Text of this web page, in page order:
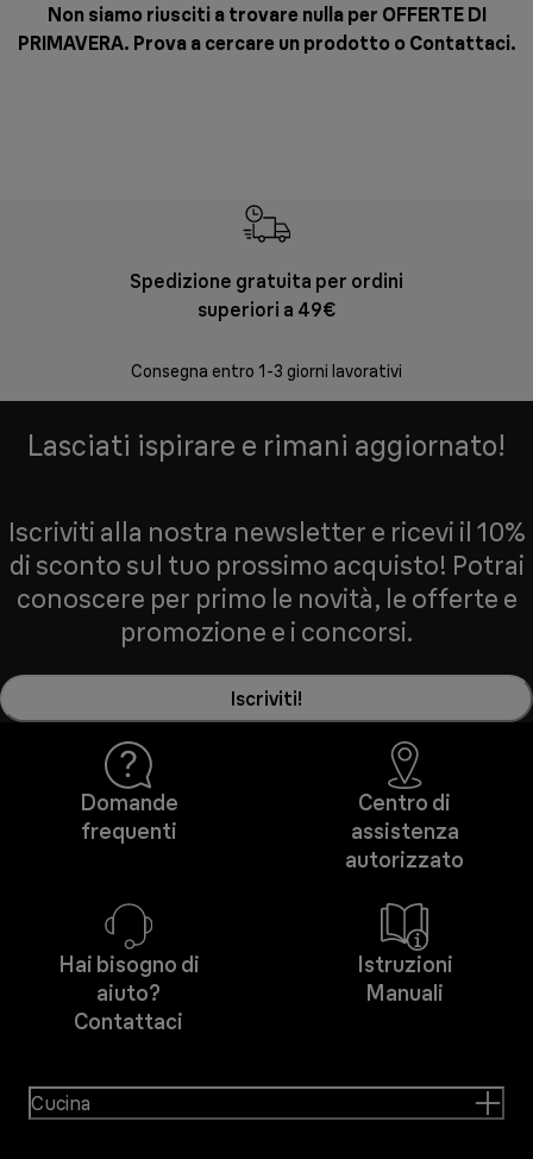
Non siamo riusciti a trovare nulla per OFFERTE DI
PRIMAVERA. Prova a cercare un prodotto o Contattaci.
Spedizione gratuita per ordini
superiori a 49€
Consegna entro 1-3 giorni lavorativi
Lasciati ispirare e rimani aggiornato!
Iscriviti alla nostra newsletter e ricevi il 10%
di sconto sul tuo prossimo acquisto! Potrai
conoscere per primo le novità, le offerte e
promozione e i concorsi.
Iscriviti!
Domande
frequenti
Centro di
assistenza
autorizzato
Hai bisogno di
aiuto?
Contattaci
Istruzioni
Manuali
Cucina